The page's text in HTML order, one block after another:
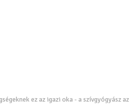
ez az igazi oka - a szívgyógyász